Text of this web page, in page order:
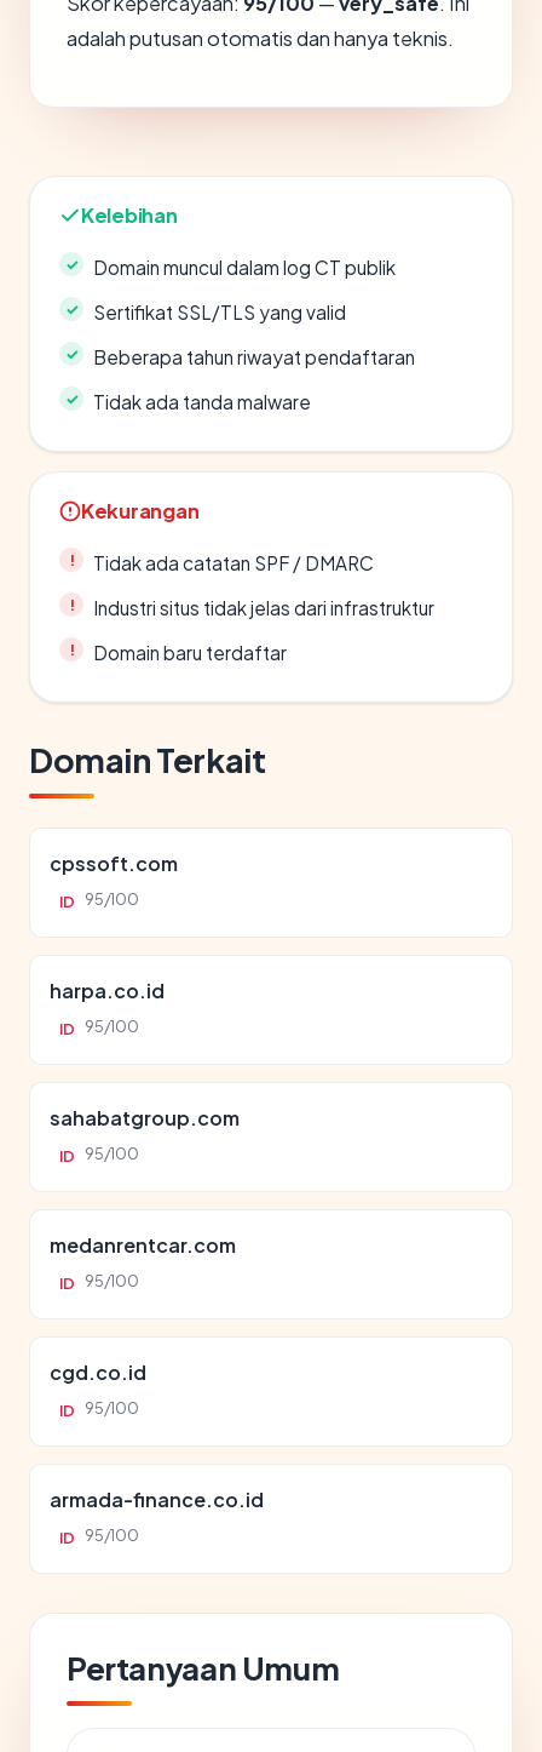
adalah putusan otomatis dan hanya teknis.
Kelebihan
Domain muncul dalam log CT publik
Sertifikat SSL/TLS yang valid
Beberapa tahun riwayat pendaftaran
Tidak ada tanda malware
Kekurangan
Tidak ada catatan SPF / DMARC
Industri situs tidak jelas dari infrastruktur
Domain baru terdaftar
Domain Terkait
cpssoft.com
ID 95/100
harpa.co.id
ID 95/100
sahabatgroup.com
ID 95/100
medanrentcar.com
ID 95/100
cgd.co.id
ID 95/100
armada-finance.co.id
ID 95/100
Pertanyaan Umum